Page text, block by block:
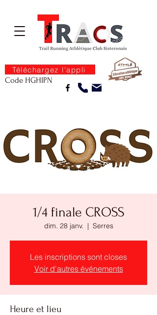
Téléchargez l'appli
Code HGHIPN
1/4 finale CROSS
dim. 28 janv.
  |
Serres
Les inscriptions sont closes
Voir d'autres événements
Heure et lieu